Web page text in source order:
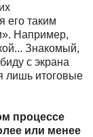
его таким
Например,
Знакомый,
с экрана
лишь итоговые
процессе
или менее